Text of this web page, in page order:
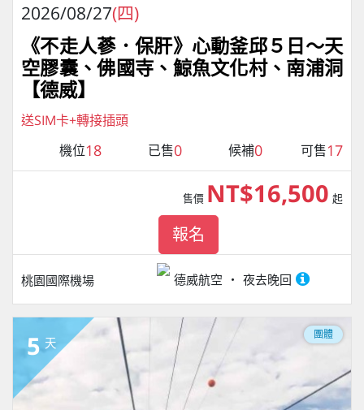
2026/08/27(四)
《不走人蔘．保肝》心動釜邱５日～天
空膠囊、佛國寺、鯨魚文化村、南浦洞
【德威】
送SIM卡+轉接插頭
機位18 已售0 候補0 可售17
桃園國際機場 德威航空 夜去晚回
售價 NT$16,500 起
報名
5 天
團體